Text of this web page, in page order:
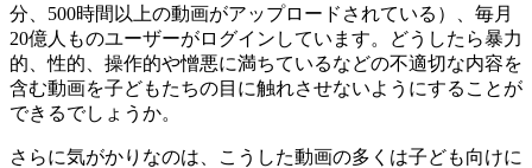
分、500時間以上の動画がアップロードされている）、毎月
20億人ものユーザーがログインしています。どうしたら暴力
的、性的、操作的や憎悪に満ちているなどの不適切な内容を
含む動画を子どもたちの目に触れさせないようにすることが
できるでしょうか。
さらに気がかりなのは、こうした動画の多くは子ども向けに